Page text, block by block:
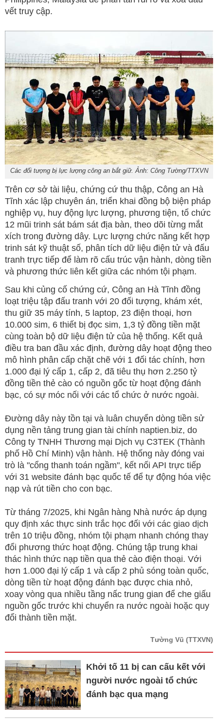
vết truy cập.
Các đối tượng bị lực lượng công an bắt giữ. Ảnh: Công Tường/TTXVN
Trên cơ sở tài liệu, chứng cứ thu thập, Công an Hà
Tĩnh xác lập chuyên án, triển khai đồng bộ biện pháp
nghiệp vụ, huy động lực lượng, phương tiện, tổ chức
12 mũi trinh sát bám sát địa bàn, theo dõi từng mắt
xích trong đường dây. Lực lượng chức năng kết hợp
trinh sát kỹ thuật số, phân tích dữ liệu điện tử và đấu
tranh trực tiếp để làm rõ cấu trúc vận hành, dòng tiền
và phương thức liên kết giữa các nhóm tội phạm.
Sau khi củng cố chứng cứ, Công an Hà Tĩnh đồng
loạt triệu tập đấu tranh với 20 đối tượng, khám xét,
thu giữ 35 máy tính, 5 laptop, 23 điện thoại, hơn
10.000 sim, 6 thiết bị đọc sim, 1,3 tỷ đồng tiền mặt
cùng toàn bộ dữ liệu điện tử của hệ thống. Kết quả
điều tra ban đầu xác định, đường dây hoạt động theo
mô hình phân cấp chặt chẽ với 1 đối tác chính, hơn
1.000 đại lý cấp 1, cấp 2, đã tiêu thụ hơn 2.250 tỷ
đồng tiền thẻ cào có nguồn gốc từ hoạt động đánh
bạc, có sự móc nối với các tổ chức ở nước ngoài.
Đường dây này tồn tại và luân chuyển dòng tiền sử
dụng nền tảng trung gian tài chính naptien.biz, do
Công ty TNHH Thương mại Dịch vụ C3TEK (Thành
phố Hồ Chí Minh) vận hành. Hệ thống này đóng vai
trò là "cổng thanh toán ngầm", kết nối API trực tiếp
với 31 website đánh bạc quốc tế để tự động hóa việc
nạp và rút tiền cho con bạc.
Từ tháng 7/2025, khi Ngân hàng Nhà nước áp dụng
quy định xác thực sinh trắc học đối với các giao dịch
trên 10 triệu đồng, nhóm tội phạm nhanh chóng thay
đổi phương thức hoạt động. Chúng tập trung khai
thác hình thức nạp tiền qua thẻ cào điện thoại. Với
hơn 1.000 đại lý cấp 1 và cấp 2 phủ sóng toàn quốc,
dòng tiền từ hoạt động đánh bạc được chia nhỏ,
xoay vòng qua nhiều tầng nấc trung gian để che giấu
nguồn gốc trước khi chuyển ra nước ngoài hoặc quy
đổi thành tiền mặt.
Tường Vũ (TTXVN)
Khởi tố 11 bị can cấu kết với
người nước ngoài tổ chức
đánh bạc qua mạng